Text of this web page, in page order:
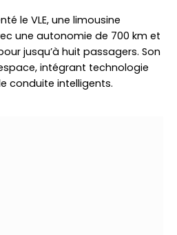
le VLE, une limousine
une autonomie de 700 km et
jusqu’à huit passagers. Son
intégrant technologie
conduite intelligents.